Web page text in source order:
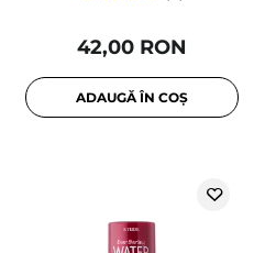
42,00 RON
ADAUGĂ ÎN COȘ